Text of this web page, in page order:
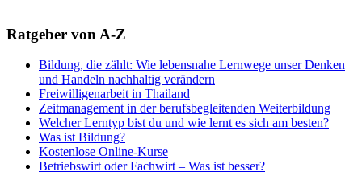
Ratgeber von A-Z
Bildung, die zählt: Wie lebensnahe Lernwege unser Denken
und Handeln nachhaltig verändern
Freiwilligenarbeit in Thailand
Zeitmanagement in der berufsbegleitenden Weiterbildung
Welcher Lerntyp bist du und wie lernt es sich am besten?
Was ist Bildung?
Kostenlose Online-Kurse
Betriebswirt oder Fachwirt – Was ist besser?